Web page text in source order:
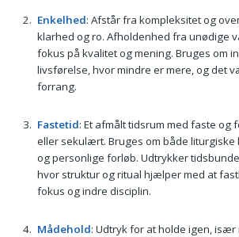
Enkelhed: Afstår fra kompleksitet og
klarhed og ro. Afholdenhed fra unødige
fokus på kvalitet og mening. Bruges om
livsførelse, hvor mindre er mere, og det
forrang.
Fastetid: Et afmålt tidsrum med faste og
eller sekulært. Bruges om både
og personlige forløb. Udtrykker
hvor struktur og ritual hjælper med at
fokus og indre disciplin.
Mådehold: Udtryk for at holde igen, især